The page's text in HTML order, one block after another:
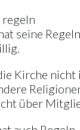
regeln
seine
Kirche nicht
über